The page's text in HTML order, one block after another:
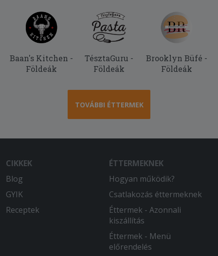
Baan's Kitchen -
Földeák
TésztaGuru -
Földeák
Brooklyn Büfé -
Földeák
TOVÁBBI ÉTTERMEK
CIKKEK
Blog
GYIK
Receptek
ÉTTERMEKNEK
Hogyan működik?
Csatlakozás éttermeknek
Éttermek - Azonnali
kiszállítás
Éttermek - Menü
előrendelés